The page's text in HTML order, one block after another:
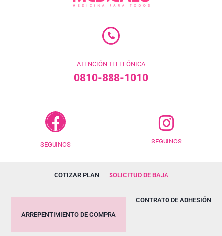
ATENCIÓN TELEFÓNICA
0810-888-1010
SEGUINOS SEGUINOS
COTIZAR PLAN SOLICITUD DE BAJA
ARREPENTIMIENTO DE COMPRA
CONTRATO DE ADHESIÓN